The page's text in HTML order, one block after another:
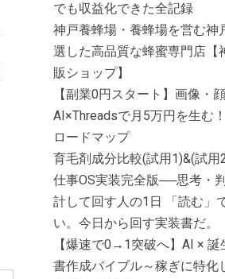
でも収益化できた全記録
神戸養蜂場・養蜂場を営む神
選した高品質な蜂蜜専門店【
販ショップ】
【副業0円スタート】画像・
AI×Threadsで月5万円を生む
ロードマップ
育毛剤成分比較(試用1)&(試用
仕事OS実装完全版──思考・
計して回す人の1日 「読む」
い。今日から回す実装書だ。
【爆速で0→1突破へ】AI × 誕
書作成バイブル～稼ぎに特化